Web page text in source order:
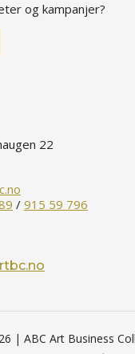
og kampanjer?
22
/ 915 59 796
| ABC Art Business